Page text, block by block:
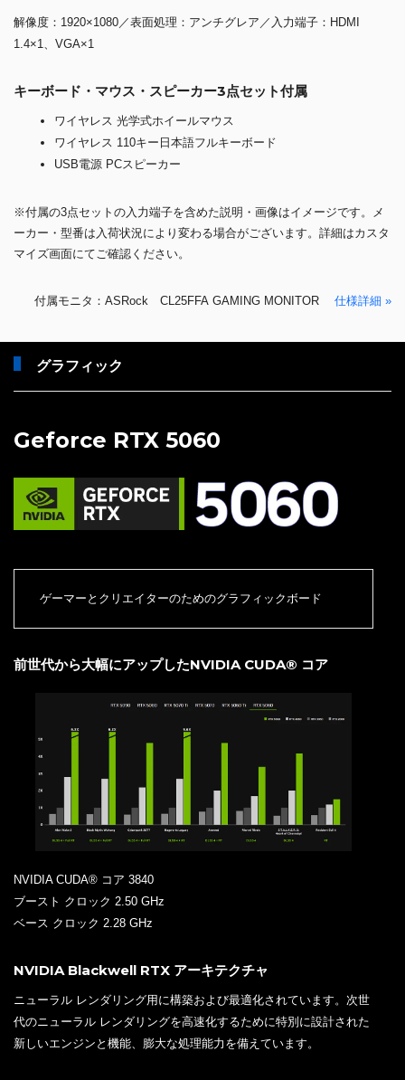
解像度：1920×1080／表面処理：アンチグレア／入力端子：HDMI
1.4×1、VGA×1
キーボード・マウス・スピーカー3点セット付属
ワイヤレス 光学式ホイールマウス
ワイヤレス 110キー日本語フルキーボード
USB電源 PCスピーカー
※付属の3点セットの入力端子を含めた説明・画像はイメージです。メ
ーカー・型番は入荷状況により変わる場合がございます。詳細はカスタ
マイズ画面にてご確認ください。
付属モニタ：ASRock CL25FFA GAMING MONITOR 仕様詳細 »
グラフィック
Geforce RTX 5060
ゲーマーとクリエイターのためのグラフィックボード
前世代から大幅にアップしたNVIDIA CUDA® コア
NVIDIA CUDA® コア 3840
ブースト クロック 2.50 GHz
ベース クロック 2.28 GHz
NVIDIA Blackwell RTX アーキテクチャ
ニューラル レンダリング用に構築および最適化されています。次世
代のニューラル レンダリングを高速化するために特別に設計された
新しいエンジンと機能、膨大な処理能力を備えています。